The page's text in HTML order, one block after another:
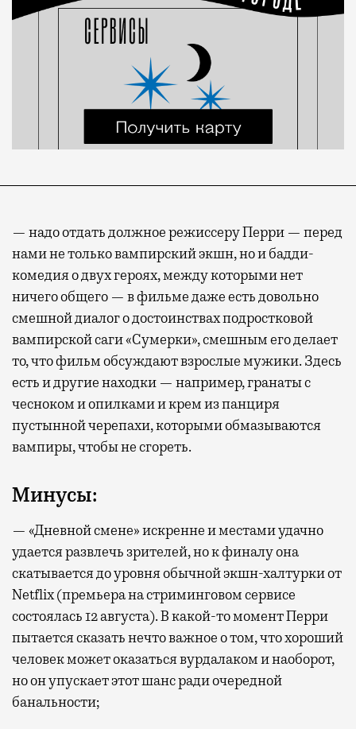
— надо отдать должное режиссеру Перри — перед
нами не только вампирский экшн, но и бадди-
комедия о двух героях, между которыми нет
ничего общего — в фильме даже есть довольно
смешной диалог о достоинствах подростковой
вампирской саги «Сумерки», смешным его делает
то, что фильм обсуждают взрослые мужики. Здесь
есть и другие находки — например, гранаты с
чесноком и опилками и крем из панциря
пустынной черепахи, которыми обмазываются
вампиры, чтобы не сгореть.
Минусы:
— «Дневной смене» искренне и местами удачно
удается развлечь зрителей, но к финалу она
скатывается до уровня обычной экшн-халтурки от
Netflix (премьера на стриминговом сервисе
состоялась 12 августа). В какой-то момент Перри
пытается сказать нечто важное о том, что хороший
человек может оказаться вурдалаком и наоборот,
но он упускает этот шанс ради очередной
банальности;